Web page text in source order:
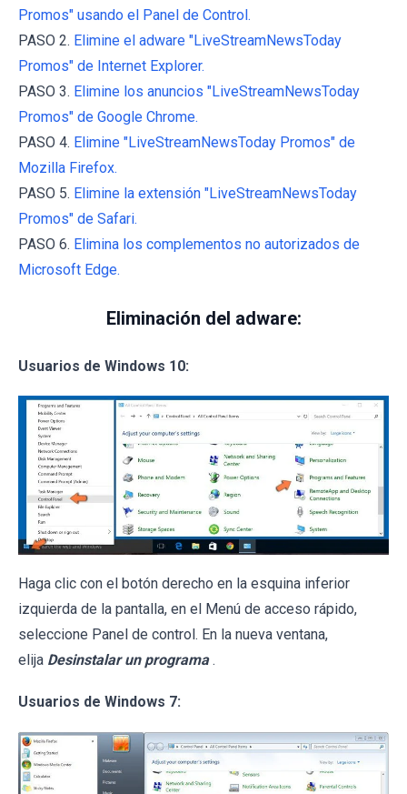
Promos" usando el Panel de Control.
PASO 2. Elimine el adware "LiveStreamNewsToday
Promos" de Internet Explorer.
PASO 3. Elimine los anuncios "LiveStreamNewsToday
Promos" de Google Chrome.
PASO 4. Elimine "LiveStreamNewsToday Promos" de
Mozilla Firefox.
PASO 5. Elimine la extensión "LiveStreamNewsToday
Promos" de Safari.
PASO 6. Elimina los complementos no autorizados de
Microsoft Edge.
Eliminación del adware:
Usuarios de Windows 10:
Haga clic con el botón derecho en la esquina inferior
izquierda de la pantalla, en el Menú de acceso rápido,
seleccione Panel de control. En la nueva ventana,
elija Desinstalar un programa .
Usuarios de Windows 7: